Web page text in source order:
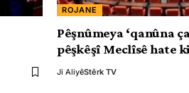
ROJANE
Pêşnûmeya ‘qanûna
pêşkêşî Meclîsê hate
Ji AliyêStêrk TV